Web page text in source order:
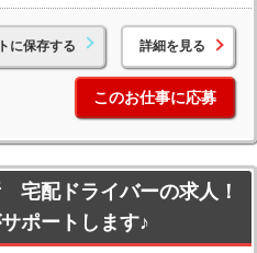
に保存する 詳細を見る
このお仕事に応募
配ドライバーの求人！
ポートします♪